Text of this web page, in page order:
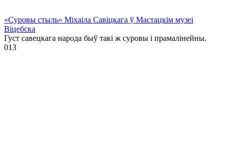
«Суровы стыль» Міхаіла Савіцкага ў Мастацкім музеі
Віцебска
Густ савецкага народа быў такі ж суровы і прамалінейны.
013